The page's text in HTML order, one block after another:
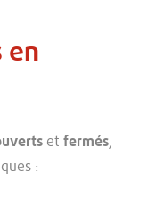
en
et fermés,
: